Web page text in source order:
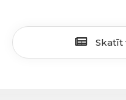
Skatīt